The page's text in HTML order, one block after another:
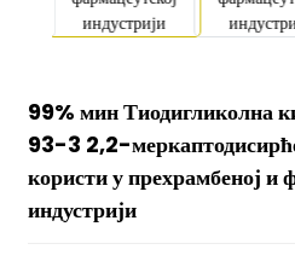
99% мин Тиодигликолна
93-3 2,2-
користи у прехрамбеној и
индустрији